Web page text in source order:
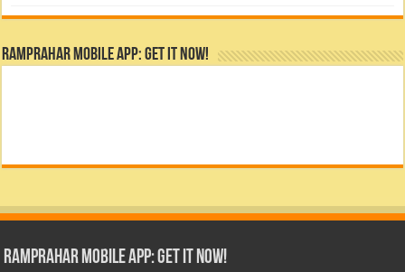
RamPrahar Mobile App: Get it Now!
RamPrahar Mobile App: Get it Now!